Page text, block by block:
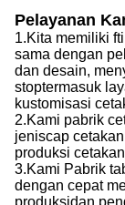
Pelayanan
1.Kita memiliki f
sama dengan
dan desain,
stoptermasuk
kustomisasi
2.Kami pabrik
jeniscap
produksi
3.Kami Pabrik
dengan cepat
produksidan